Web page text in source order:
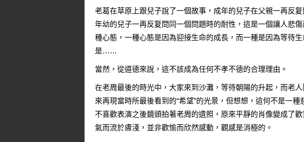
老葛在草原上跟兒子說了一個故事，成年的兒子在父親一再反
年幼的兒子一再反复問同一個問題時的耐性，這是一個讓人悲
種心態，一種心態是因為迎接生命的成長，而一種是因為等待
是……
當然，從道德來說，這不該成為任何不孝不德的合理理由。
在老周最後的時光中，大家來到沙灘，等待朝陽的升起，而老
來再現當時所最後看到的“希望”的光景，但想想，這何不是一
不喜歡表演之後鏡頭拍著老周的遺照，原來平靜的肖像變成了
氣而流於膚淺，並非歡愉而欣然感動，觀感是消極的。